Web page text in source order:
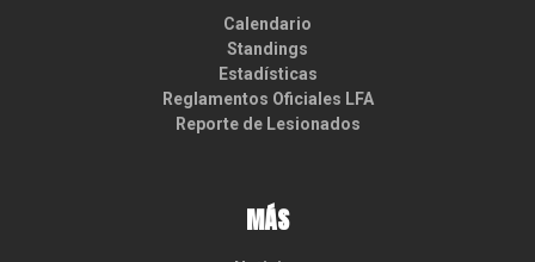
Calendario
Standings
Estadísticas
Reglamentos Oficiales LFA
Reporte de Lesionados
MÁS